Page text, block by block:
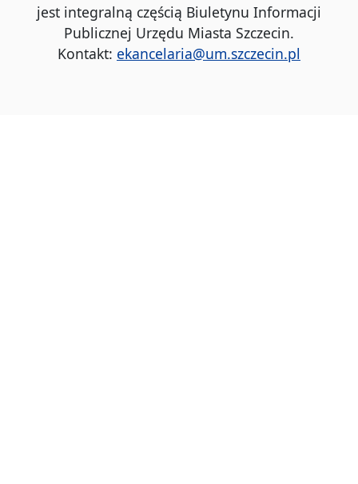
jest integralną częścią Biuletynu Informacji
Publicznej Urzędu Miasta Szczecin.
Kontakt: ekancelaria@um.szczecin.pl